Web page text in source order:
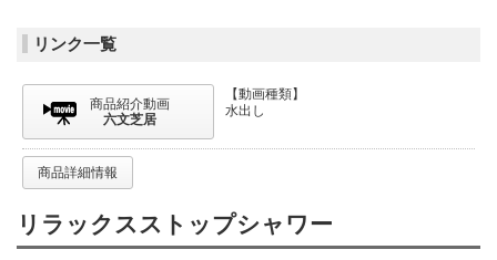
リンク一覧
商品紹介動画
六文芝居
【動画種類】
水出し
商品詳細情報
リラックスストップシャワー